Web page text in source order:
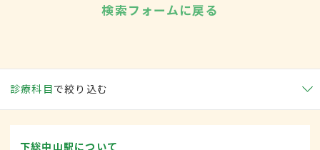
検索フォームに戻る
診療科目で絞り込む
下総中山駅について